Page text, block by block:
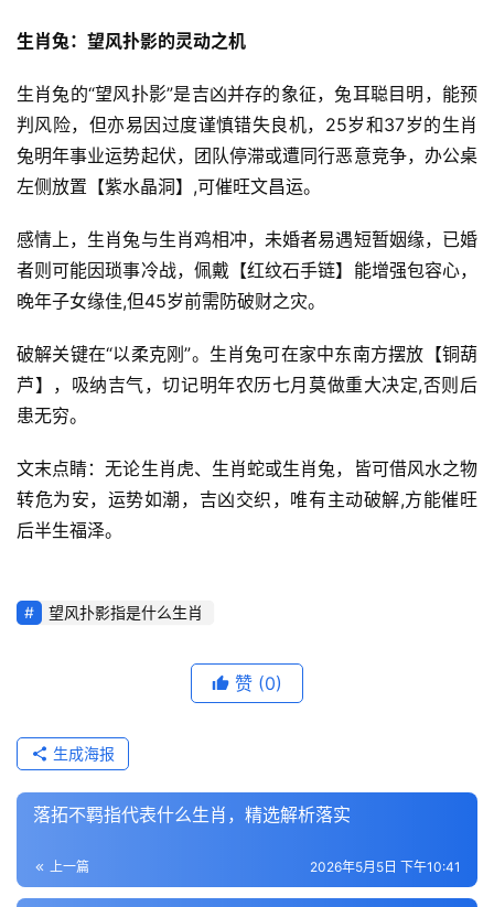
生肖兔：望风扑影的灵动之机
生肖兔的“望风扑影”是吉凶并存的象征，兔耳聪目明，能预
判风险，但亦易因过度谨慎错失良机，25岁和37岁的生肖
兔明年事业运势起伏，团队停滞或遭同行恶意竞争，办公桌
左侧放置【紫水晶洞】,可催旺文昌运。
感情上，生肖兔与生肖鸡相冲，未婚者易遇短暂姻缘，已婚
者则可能因琐事冷战，佩戴【红纹石手链】能增强包容心，
晚年子女缘佳,但45岁前需防破财之灾。
破解关键在“以柔克刚”。生肖兔可在家中东南方摆放【铜葫
芦】，吸纳吉气，切记明年农历七月莫做重大决定,否则后
患无穷。
文末点睛：无论生肖虎、生肖蛇或生肖兔，皆可借风水之物
转危为安，运势如潮，吉凶交织，唯有主动破解,方能催旺
后半生福泽。
望风扑影指是什么生肖
赞 (0)
生成海报
落拓不羁指代表什么生肖，精选解析落实
上一篇 2026年5月5日 下午10:41